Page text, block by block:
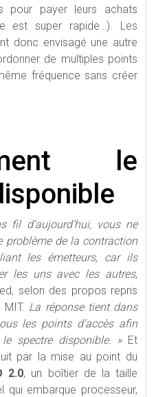
pour payer leurs achats
est super rapide…). Les
donc envisagé une autre
de multiples points
fréquence sans créer
le
fil d’aujourd’hui, vous ne
problème de la contraction
les émetteurs, car ils
les uns avec les autres,
selon des propos repris
La réponse tient dans
les points d’accès afin
le spectre disponible. »Et
par la mise au point du
2.0, un boîtier de la taille
qui embarque processeur,